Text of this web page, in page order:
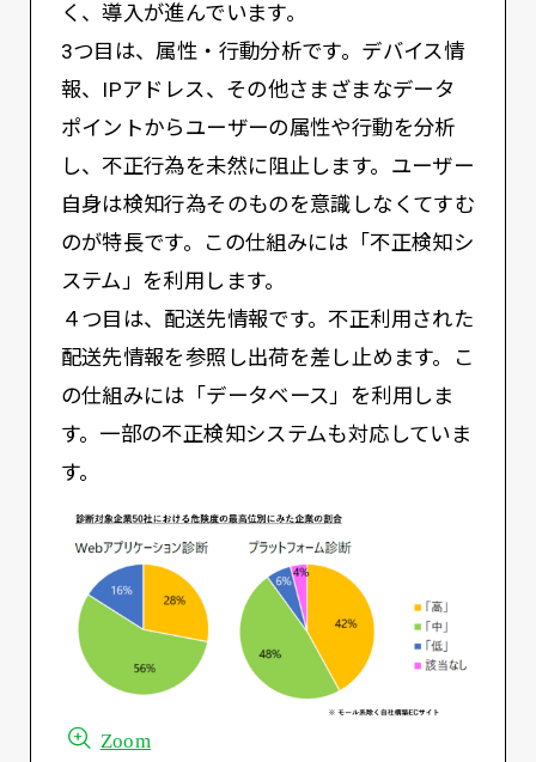
く、導入が進んでいます。
3つ目は、属性・行動分析です。デバイス情
報、IPアドレス、その他さまざまなデータ
ポイントからユーザーの属性や行動を分析
し、不正行為を未然に阻止します。ユーザー
自身は検知行為そのものを意識しなくてすむ
のが特長です。この仕組みには「不正検知シ
ステム」を利用します。
４つ目は、配送先情報です。不正利用された
配送先情報を参照し出荷を差し止めます。こ
の仕組みには「データベース」を利用しま
す。一部の不正検知システムも対応していま
す。
Zoom